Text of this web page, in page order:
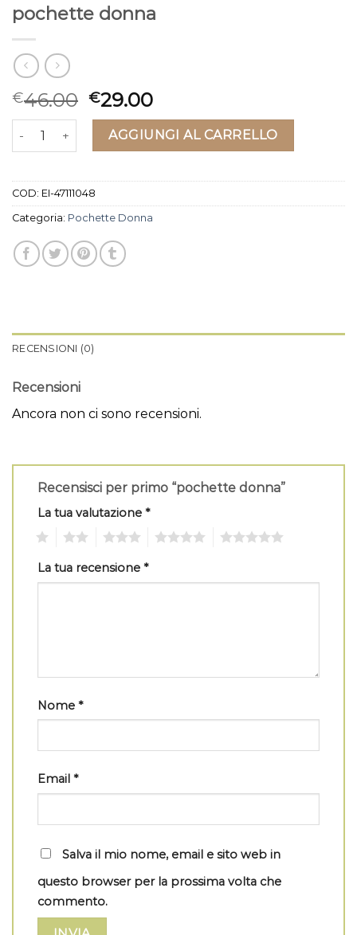
pochette donna
€46.00 €29.00
pochette donna quantitàAGGIUNGI AL CARRELLO
COD: EI-47111048
Categoria: Pochette Donna
RECENSIONI (0)
Recensioni
Ancora non ci sono recensioni.
Recensisci per primo “pochette donna”
La tua valutazione *
La tua recensione *
Nome *
Email *
Salva il mio nome, email e sito web in
questo browser per la prossima volta che
commento.